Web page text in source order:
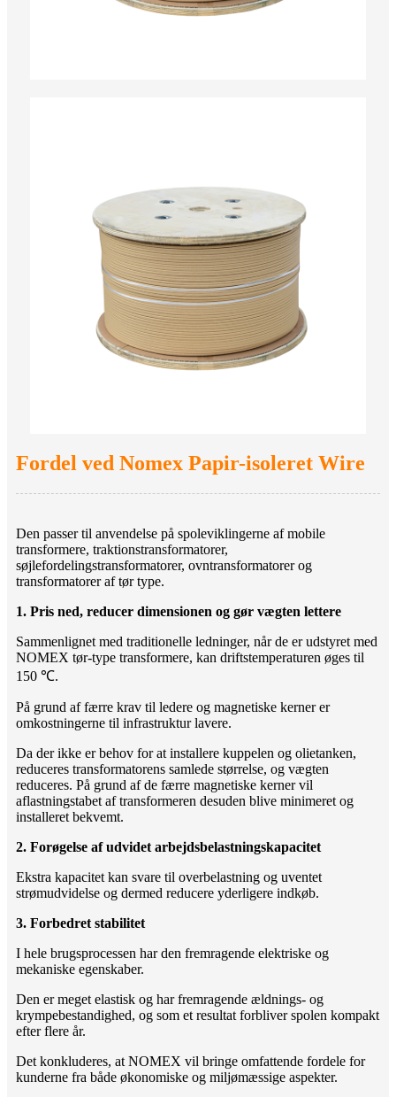
Fordel ved Nomex Papir-isoleret Wire
Den passer til anvendelse på spoleviklingerne af mobile
transformere, traktionstransformatorer,
søjlefordelingstransformatorer, ovntransformatorer og
transformatorer af tør type.
1. Pris ned, reducer dimensionen og gør vægten lettere
Sammenlignet med traditionelle ledninger, når de er udstyret med
NOMEX tør-type transformere, kan driftstemperaturen øges til
150 ℃.
På grund af færre krav til ledere og magnetiske kerner er
omkostningerne til infrastruktur lavere.
Da der ikke er behov for at installere kuppelen og olietanken,
reduceres transformatorens samlede størrelse, og vægten
reduceres. På grund af de færre magnetiske kerner vil
aflastningstabet af transformeren desuden blive minimeret og
installeret bekvemt.
2. Forøgelse af udvidet arbejdsbelastningskapacitet
Ekstra kapacitet kan svare til overbelastning og uventet
strømudvidelse og dermed reducere yderligere indkøb.
3. Forbedret stabilitet
I hele brugsprocessen har den fremragende elektriske og
mekaniske egenskaber.
Den er meget elastisk og har fremragende ældnings- og
krympebestandighed, og som et resultat forbliver spolen kompakt
efter flere år.
Det konkluderes, at NOMEX vil bringe omfattende fordele for
kunderne fra både økonomiske og miljømæssige aspekter.